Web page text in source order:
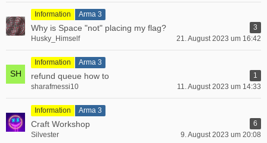
Information Arma 3
Why is Space "not" placing my flag?
3
Husky_Himself
21. August 2023 um 16:42
Information Arma 3
refund queue how to
1
sharafmessi10
11. August 2023 um 14:33
Information Arma 3
Craft Workshop
6
Silvester
9. August 2023 um 20:08